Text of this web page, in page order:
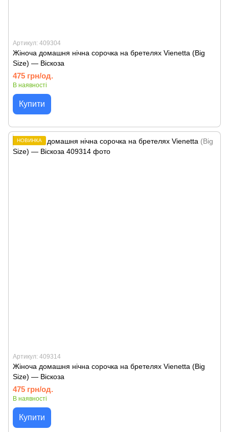
Артикул: 409304
Жіноча домашня нічна сорочка на бретелях Vienetta (Big
Size) — Віскоза
475 грн/од.
В наявності
Купити
НОВИНКА
Артикул: 409314
Жіноча домашня нічна сорочка на бретелях Vienetta (Big
Size) — Віскоза
475 грн/од.
В наявності
Купити